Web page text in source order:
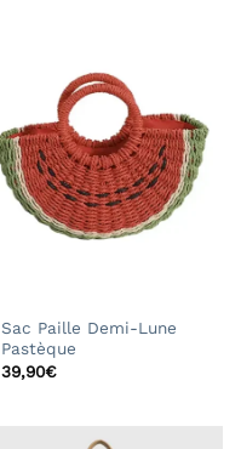
Sac Paille Demi-Lune
Pastèque
39,90€